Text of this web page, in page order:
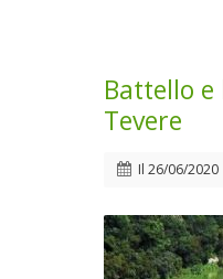
Battello e
Tevere
Il 26/06/2020